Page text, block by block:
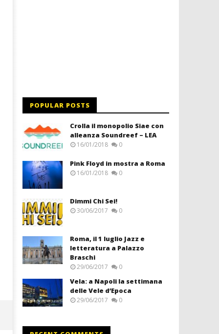
POPULAR POSTS
Crolla il monopolio Siae con
alleanza Soundreef – LEA
16/01/2018 0
Pink Floyd in mostra a Roma
16/01/2018 0
Dimmi Chi Sei!
30/06/2017 0
Roma, il 1 luglio Jazz e
letteratura a Palazzo
Braschi
29/06/2017 0
Vela: a Napoli la settimana
delle Vele d’Epoca
29/06/2017 0